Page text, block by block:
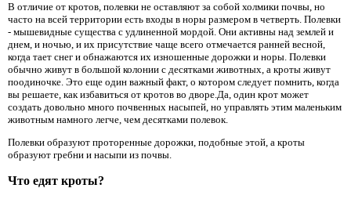
В отличие от кротов, полевки не оставляют за собой холмики почвы, но
часто на всей территории есть входы в норы размером в четверть. Полевки
- мышевидные существа с удлиненной мордой. Они активны над землей и
днем, и ночью, и их присутствие чаще всего отмечается ранней весной,
когда тает снег и обнажаются их изношенные дорожки и норы. Полевки
обычно живут в большой колонии с десятками животных, а кроты живут
поодиночке. Это еще один важный факт, о котором следует помнить, когда
вы решаете, как избавиться от кротов во дворе.Да, один крот может
создать довольно много почвенных насыпей, но управлять этим маленьким
животным намного легче, чем десятками полевок.
Полевки образуют проторенные дорожки, подобные этой, а кроты
образуют гребни и насыпи из почвы.
Что едят кроты?